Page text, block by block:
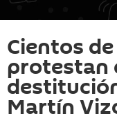
Cientos
protestan
Martín